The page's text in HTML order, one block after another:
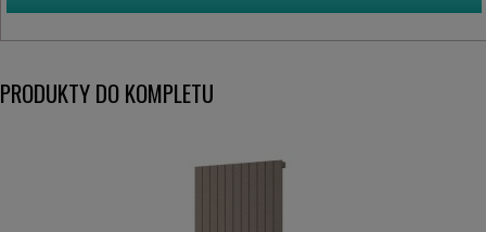
PRODUKTY DO KOMPLETU